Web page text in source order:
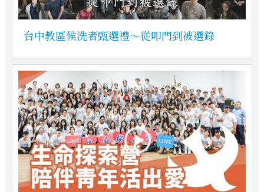
台中教區候洗者甄選禮～從叩門到被選錄